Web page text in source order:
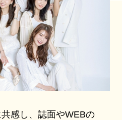
感し、誌面やWEBの